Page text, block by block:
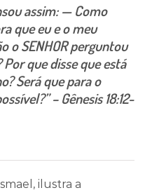
assim: — Como
que eu e o meu
o SENHOR perguntou
que disse que está
Será que para o
– Gênesis 18:12-
ilustra a